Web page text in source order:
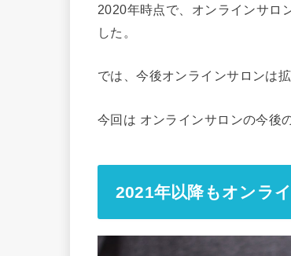
2020年時点で、オンラインサロ
した。
では、今後オンラインサロンは
今回は オンラインサロンの今後
2021年以降もオンラ